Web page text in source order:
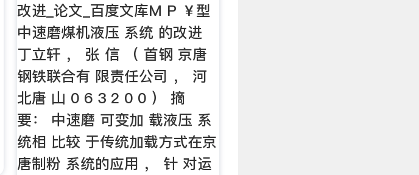
改进_论文_百度文库M P ￥型
中速磨煤机液压 系统 的改进
丁立轩 ， 张 信 （ 首钢 京唐
钢铁联合有 限责任公司 ， 河
北唐 山 0 6 3 2 0 0 ） 摘
要： 中速磨 可变加 载液压 系
统相 比较 于传统加载方式在京
唐制粉 系统的应用 ， 针 对运